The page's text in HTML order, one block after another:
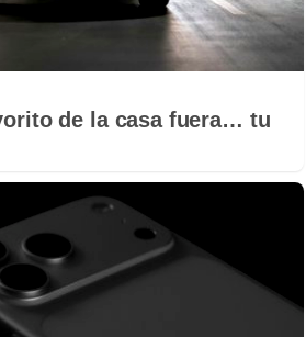
de la casa fuera… tu